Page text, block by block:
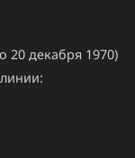
20 декабря 1970)